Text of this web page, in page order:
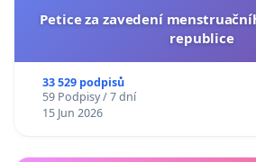
Petice za zavedení
republice
33 529 podpisů
59 Podpisy / 7 dní
15 Jun 2026